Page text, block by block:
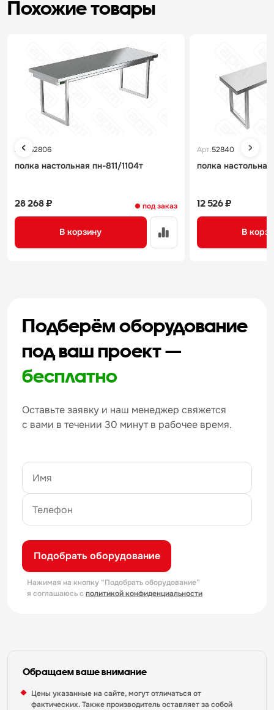
Похожие товары
Арт. 52806
полка настольная пн-811/1104т
под заказ
28 268 ₽
В корзину
Арт.52840
полка
12 526 ₽
В
Подберём оборудование
под ваш проект —
бесплатно
Оставьте заявку и наш менеджер свяжется
с вами в течении 30 минут в рабочее время.
Подобрать оборудование
Нажимая на кнопку “Подобрать оборудование”
я соглашаюсь с политикой конфиденциальности
Обращаем ваше внимание
Цены указанные на сайте, могут отличаться от
фактических. Также производитель оставляет за собой